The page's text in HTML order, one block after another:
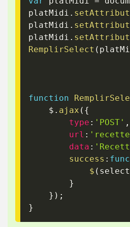
platMidi .
platMidi .
platMidi .
RemplirSelect (
function
    $
. ajax ( {
type : 'POST' ,
url :
data :
success :
$ ( select
}
} ) ;
}